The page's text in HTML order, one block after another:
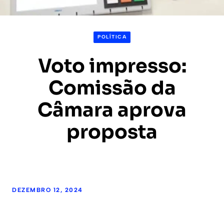
POLÍTICA
Voto impresso:
Comissão da
Câmara aprova
proposta
DEZEMBRO 12, 2024